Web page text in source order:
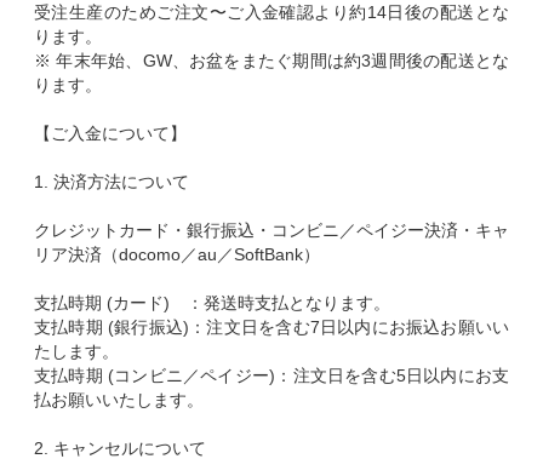
受注生産のためご注文〜ご入金確認より約14日後の配送とな
ります。
※ 年末年始、GW、お盆をまたぐ期間は約3週間後の配送とな
ります。
【ご入金について】
1. 決済方法について
クレジットカード・銀行振込・コンビニ／ペイジー決済・キャ
リア決済（docomo／au／SoftBank）
支払時期 (カード) ：発送時支払となります。
支払時期 (銀行振込)：注文日を含む7日以内にお振込お願いい
たします。
支払時期 (コンビニ／ペイジー)：注文日を含む5日以内にお支
払お願いいたします。
2. キャンセルについて